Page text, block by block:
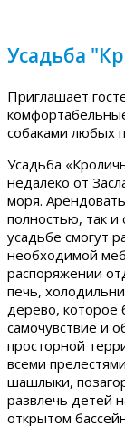
Усадьба
Приглашает
собаками любых
Усадьба
недалеко от
моря.
полностью, так
усадьбе смогут
необходимой
распоряжении
печь,
дерево, которое
самочувствие и
просторной
всеми
шашлыки,
развлечь детей
открытом